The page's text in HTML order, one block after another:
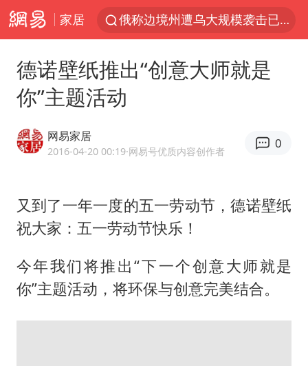
家居
杭州机场已取消航班388架次
美将每月供乌爱国者拦截导弹
10余省份将出现强风雨 局地特大暴雨
新疆一婚礼线上邀请引热议
《龙餐馆》 冲奖
德诺壁纸推出“创意大师就是
你”主题活动
网易家居
2016-04-20 00:19·网易号优质内容创作者
0
又到了一年一度的五一劳动节，德诺壁纸
祝大家：五一劳动节快乐！
今年我们将推出“下一个创意大师就是
你”主题活动，将环保与创意完美结合。